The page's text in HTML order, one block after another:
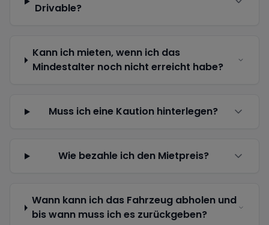
Drivable?
Kann ich mieten, wenn ich das
Mindestalter noch nicht erreicht habe?
Muss ich eine Kaution hinterlegen?
Wie bezahle ich den Mietpreis?
Wann kann ich das Fahrzeug abholen und
bis wann muss ich es zurückgeben?